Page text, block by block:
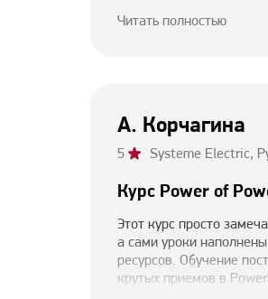
легче и понятнее. Мой
Читать полностью
А. Корчагина
5 Systeme Electric,
Курс Power of
Этот курс просто
а сами уроки
ресурсов. Обучение
крутых приемов в